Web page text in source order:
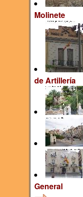
Molinete
de Artillería
General